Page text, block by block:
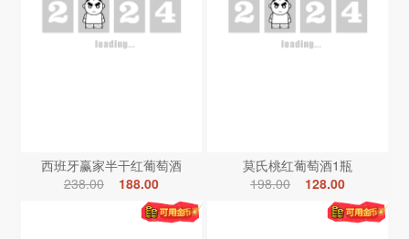
西班牙赢家半干红葡萄酒
238.00
188.00
莫氏桃红葡萄酒1瓶
198.00
128.00